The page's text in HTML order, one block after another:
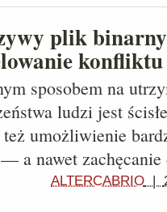
plik
konfliktu
sposobem na
ludzi jest
umożliwienie
a nawet
ALTERCABRIO |